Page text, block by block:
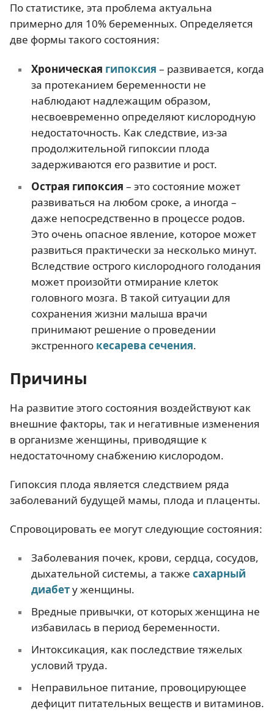
По статистике, эта проблема актуальна
примерно для 10% беременных. Определяется
две формы такого состояния:
Хроническая гипоксия – развивается, когда
за протеканием беременности не
наблюдают надлежащим образом,
несвоевременно определяют кислородную
недостаточность. Как следствие, из-за
продолжительной гипоксии плода
задерживаются его развитие и рост.
Острая гипоксия – это состояние может
развиваться на любом сроке, а иногда –
даже непосредственно в процессе родов.
Это очень опасное явление, которое может
развиться практически за несколько минут.
Вследствие острого кислородного голодания
может произойти отмирание клеток
головного мозга. В такой ситуации для
сохранения жизни малыша врачи
принимают решение о проведении
экстренного кесарева сечения.
Причины
На развитие этого состояния воздействуют как
внешние факторы, так и негативные изменения
в организме женщины, приводящие к
недостаточному снабжению кислородом.
Гипоксия плода является следствием ряда
заболеваний будущей мамы, плода и плаценты.
Спровоцировать ее могут следующие состояния:
Заболевания почек, крови, сердца, сосудов,
дыхательной системы, а также сахарный
диабету женщины.
Вредные привычки, от которых женщина не
избавилась в период беременности.
Интоксикация, как последствие тяжелых
условий труда.
Неправильное питание, провоцирующее
дефицит питательных веществ и витаминов.